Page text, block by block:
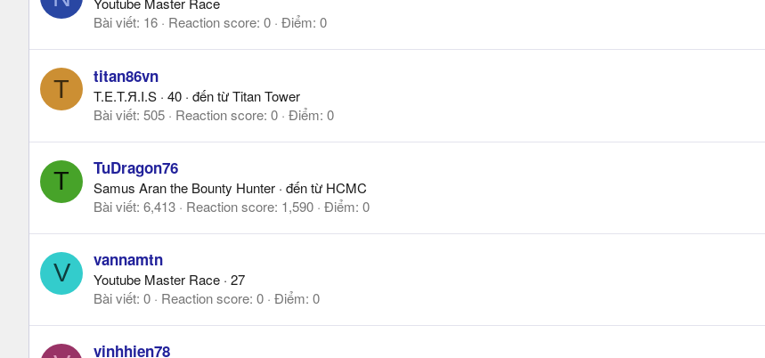
Bài viết 16 Reaction score 0 Điểm 0
T titan86vn
T.E.T.Я.I.S · 40 · đến từTitan Tower
Bài viết 505 Reaction score 0 Điểm 0
T TuDragon76
Samus Aran the Bounty Hunter · đến từ HCMC
Bài viết 6,413 Reaction score 1,590 Điểm 0
V vannamtn
Youtube Master Race · 27
Bài viết 0 Reaction score 0 Điểm 0
vinhhien78